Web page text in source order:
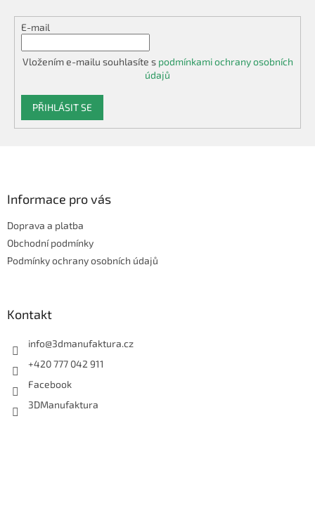
i
E-mail
Vložením e-mailu souhlasíte s podmínkami ochrany osobních
údajů
PŘIHLÁSIT SE
Informace pro vás
Doprava a platba
Obchodní podmínky
Podmínky ochrany osobních údajů
Kontakt
info@3dmanufaktura.cz
+420 777 042 911
Facebook
3DManufaktura